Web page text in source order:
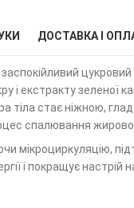
ДОСТАВКА І
і екстракту зеленої
тіла стає ніжною,
спалювання
мікроциркуляцію,
і покращує настрій